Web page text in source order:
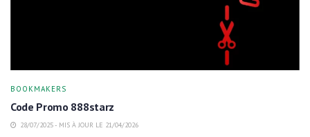
BOOKMAKERS
Code Promo 888starz
28/07/2025 - MIS À JOUR LE 21/04/2026